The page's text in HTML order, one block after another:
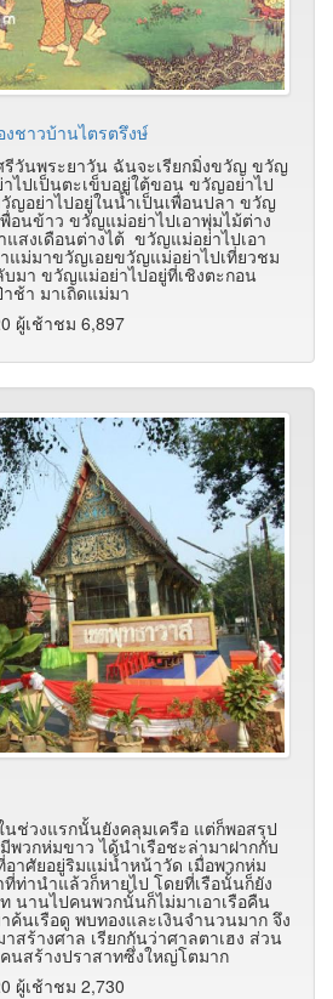
ชาวบ้านไตรตรึงษ์
วันพระยาวัน ฉันจะเรียกมิ่งขวัญ ขวัญ
ไปเป็นตะเข็บอยู่ใต้ขอน ขวัญอย่าไป
ญอย่าไปอยู่ในน้ำเป็นเพื่อนปลา ขวัญ
อนข้าว ขวัญแม่อย่าไปเอาพุ่มไม้ต่าง
แสงเดือนต่างไต้ ขวัญแม่อย่าไปเอา
าแม่มาขวัญเอยขวัญแม่อย่าไปเที่ยวชม
บมา ขวัญแม่อย่าไปอยู่ที่เชิงตะกอน
ช้า มาเถิดแม่มา
ผู้เช้าชม 6,897
ช่วงแรกนั้นยังคลุมเครือ แต่ก็พอสรุป
วกห่มขาว ได้นำเรือชะล่ามาฝากกับ
อาศัยอยู่ริมแม่น้ำหน้าวัด เมื่อพวกห่ม
ท่านำแล้วก็หายไป โดยที่เรือนั้นก็ยัง
นานไปคนพวกนั้นก็ไม่มาเอาเรือคืน
ค้นเรือดู พบทองและเงินจำนวนมาก จึง
สร้างศาล เรียกกันว่าศาลตาเฮง ส่วน
นสร้างปราสาทซึ่งใหญ่โตมาก
ผู้เช้าชม 2,730